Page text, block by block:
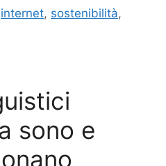
internet, sostenibilità,
sono e